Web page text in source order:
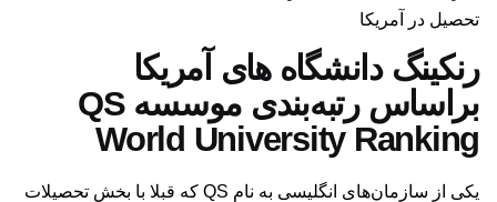
تحصیل در آمریکا
رنکینگ دانشگاه های آمریکا
براساس رتبه‌بندی موسسه QS
World University Ranking
یکی از سازمان‌های انگلیسی به نام QS که قبلا با بخش تحصیلات